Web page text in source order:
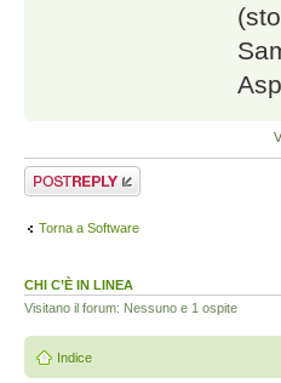
Rispondi al
messaggio
Torna a Software
CHI C’È IN LINEA
Visitano il forum: Nessuno e 1 ospite
Indice